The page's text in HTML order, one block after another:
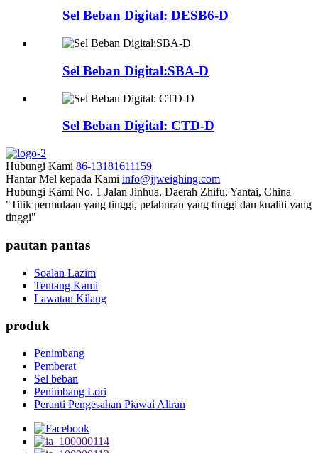
Sel Beban Digital: DESB6-D
Sel Beban Digital:SBA-D
Sel Beban Digital: CTD-D
Hubungi Kami 86-13181611159
Hantar Mel kepada Kami info@jjweighing.com
Hubungi Kami No. 1 Jalan Jinhua, Daerah Zhifu, Yantai, China
"Titik permulaan yang tinggi, pelaburan yang tinggi dan kualiti yang
tinggi"
pautan pantas
Soalan Lazim
Tentang Kami
Lawatan Kilang
produk
Penimbang
Pemberat
Sel beban
Penimbang Lori
Peranti Pengesahan Piawai Aliran